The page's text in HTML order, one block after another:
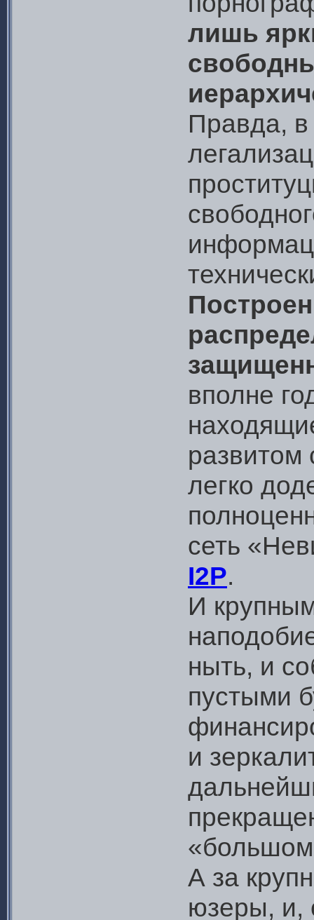
лишь
Правда, в
вполне
развитом
легко
сеть
I2P.
И
ныть, и
пустыми
и
А за
юзеры, и,